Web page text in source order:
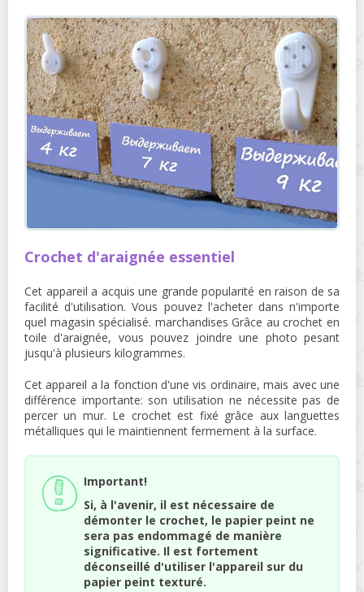
Crochet d'araignée essentiel
Cet appareil a acquis une grande popularité en raison de sa
facilité d'utilisation. Vous pouvez l'acheter dans n'importe
quel magasin spécialisé. marchandises Grâce au crochet en
toile d'araignée, vous pouvez joindre une photo pesant
jusqu'à plusieurs kilogrammes.
Cet appareil a la fonction d'une vis ordinaire, mais avec une
différence importante: son utilisation ne nécessite pas de
percer un mur. Le crochet est fixé grâce aux languettes
métalliques qui le maintiennent fermement à la surface.
Important!
Si, à l'avenir, il est nécessaire de
démonter le crochet, le papier peint ne
sera pas endommagé de manière
significative. Il est fortement
déconseillé d'utiliser l'appareil sur du
papier peint texturé.